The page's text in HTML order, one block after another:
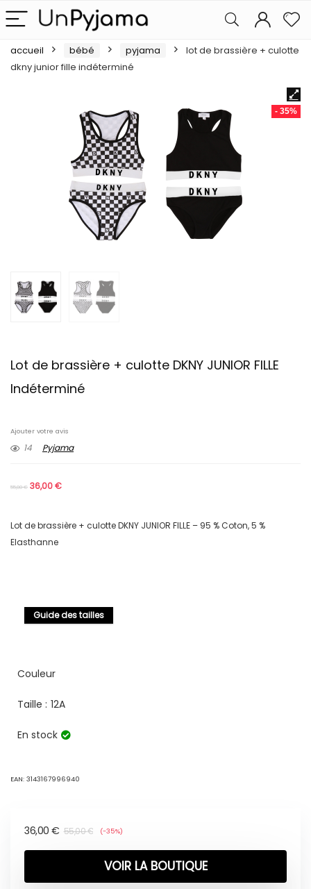
accueil bébé pyjama
lot de brassière + culotte
dkny junior fille indéterminé
- 35%
Lot de brassière + culotte DKNY JUNIOR FILLE
Indéterminé
Ajouter votre avis
14 Pyjama
55,00€ 36,00€
Lot de brassière + culotte DKNY JUNIOR FILLE – 95 % Coton, 5 %
Elasthanne
Guide des tailles
Couleur
Taille : 12A
En stock
EAN: 3143167996940
55,00€
36,00 € (-35%)
VOIR LA BOUTIQUE